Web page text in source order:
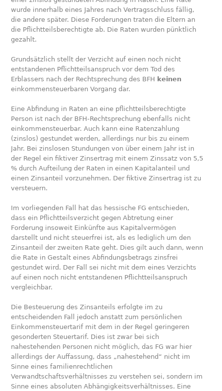
wurde innerhalb eines Jahres nach Vertragsschluss fällig,
die andere später. Diese Forderungen traten die Eltern an
die Pflichtteilsberechtigte ab. Die Raten wurden pünktlich
gezahlt.
Grundsätzlich stellt der Verzicht auf einen noch nicht
entstandenen Pflichtteilsanspruch vor dem Tod des
Erblassers nach der Rechtsprechung des BFH keinen
einkommensteuerbaren Vorgang dar.
Eine Abfindung in Raten an eine pflichtteilsberechtigte
Person ist nach der BFH-Rechtsprechung ebenfalls nicht
einkommensteuerbar. Auch kann eine Ratenzahlung
(zinslos) gestundet werden, allerdings nur bis zu einem
Jahr. Bei zinslosen Stundungen von über einem Jahr ist in
der Regel ein fiktiver Zinsertrag mit einem Zinssatz von 5,5
% durch Aufteilung der Raten in einen Kapitalanteil und
einen Zinsanteil vorzunehmen. Der fiktive Zinsertrag ist zu
versteuern.
Im vorliegenden Fall hat das hessische FG entschieden,
dass ein Pflichtteilsverzicht gegen Abtretung einer
Forderung insoweit Einkünfte aus Kapitalvermögen
darstellt und nicht steuerfrei ist, als es lediglich um den
Zinsanteil der zweiten Rate geht. Dies gilt auch dann, wenn
die Rate in Gestalt eines Abfindungsbetrags zinsfrei
gestundet wird. Der Fall sei nicht mit dem eines Verzichts
auf einen noch nicht entstandenen Pflichtteilsanspruch
vergleichbar.
Die Besteuerung des Zinsanteils erfolgte im zu
entscheidenden Fall jedoch anstatt zum persönlichen
Einkommensteuertarif mit dem in der Regel geringeren
gesonderten Steuertarif. Dies ist zwar bei sich
nahestehenden Personen nicht möglich, das FG war hier
allerdings der Auffassung, dass „nahestehend“ nicht im
Sinne eines familienrechtlichen
Verwandtschaftsverhältnisses zu verstehen sei, sondern im
Sinne eines absoluten Abhängigkeitsverhältnisses. Eine